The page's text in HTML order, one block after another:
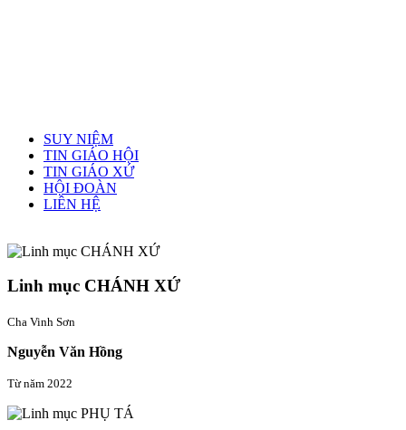
SUY NIỆM
TIN GIÁO HỘI
TIN GIÁO XỨ
HỘI ĐOÀN
LIÊN HỆ
Linh mục CHÁNH XỨ
Cha Vinh Sơn
Nguyễn Văn Hồng
Từ năm 2022